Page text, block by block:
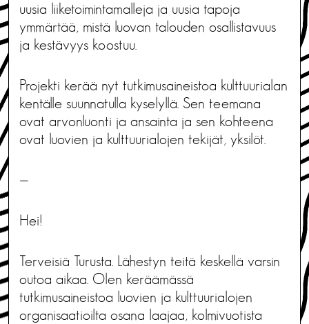
uusia liiketoimintamalleja ja uusia tapoja
ymmärtää, mistä luovan talouden osallistavuus
ja kestävyys koostuu.
Projekti kerää nyt tutkimusaineistoa kulttuurialan
kentälle suunnatulla kyselyllä. Sen teemana
ovat arvonluonti ja ansainta ja sen kohteena
ovat luovien ja kulttuurialojen tekijät, yksilöt.
—
Hei!
Terveisiä Turusta. Lähestyn teitä keskellä varsin
outoa aikaa. Olen keräämässä
tutkimusaineistoa luovien ja kulttuurialojen
organisaatioilta osana laajaa, kolmivuotista